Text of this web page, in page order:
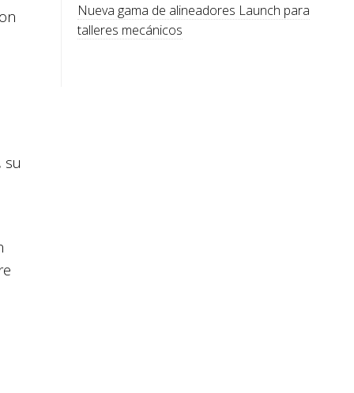
su
Nueva gama de alineadores Launch para
talleres mecánicos